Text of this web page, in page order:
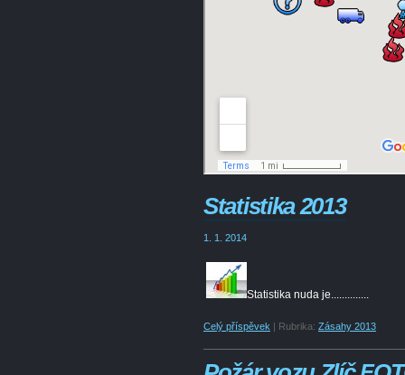
Statistika 2013
1. 1. 2014
Statistika nuda je..............
Celý příspěvek | Rubrika: Zásahy 2013